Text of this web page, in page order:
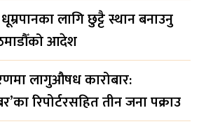
लागि छुट्टै स्थान बनाउनु
आदेश
लागुऔषध कारोबार:
रिपोर्टरसहित तीन जना पक्राउ